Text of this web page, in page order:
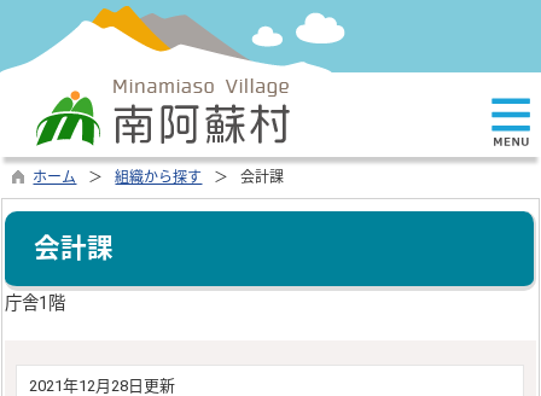
ホーム 組織から探す 会計課
会計課
庁舎1階
2021年12月28日更新